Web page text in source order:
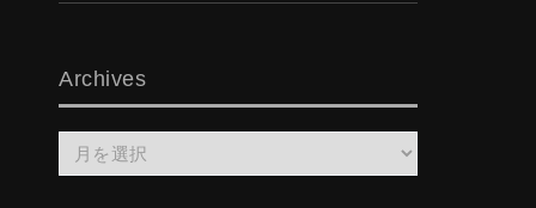
Archives
Archives